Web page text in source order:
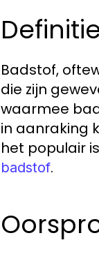
Badstof,
die zijn
waarmee
in aanraking
het populair
badstof.